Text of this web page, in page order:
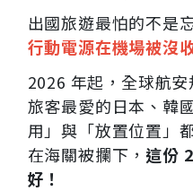
出國旅遊最怕的不
行動電源在機場被沒
2026 年起，全球航
旅客最愛的日本、韓
用」與「放置位置」
在海關被攔下，這份
好！